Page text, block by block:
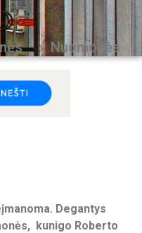
Nuomonės
Degantys
kunigo Roberto